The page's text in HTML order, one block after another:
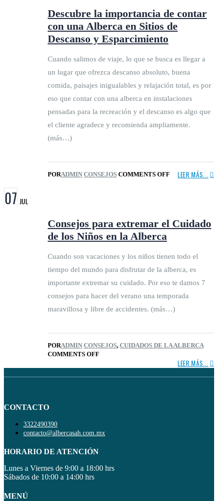
Descubre la importancia de contar
con una Alberca en Sitios de
Descanso y Esparcimiento
Cuando salimos de viaje, lo que se busca es llegar a
un lugar que ofrezca descanso absoluto, buena
comida, paisajes inigualables y relajación total, es por
eso que contar con una alberca en instalaciones
pensadas para la recreación y el descanso es algo que
el cliente agradece y recomienda ampliamente.
(más…)
PORADMIN CONSEJOS COMMENTS OFF LEER MÁS...
07 JUL
Consejos para extremar el Cuidado
de los Niños en la Alberca
Cuando son vacaciones y los niños tienen todo el
tiempo del mundo para disfrutar de la alberca, es
importante extremar su cuidado. Por eso te damos 7
consejos para hacer del verano una temporada
maravillosa y libre de accidentes. (más…)
PORADMIN CONSEJOS, CUIDADOS DE LA ALBERCA
COMMENTS OFF
LEER MÁS...
CONTACTO
3322490390
contacto@albercasah.com.mx
HORARIO DE ATENCIÓN
Lunes a Viernes de 9:00 a 18:00 hrs
Sábados de 10:00 a 14:00 hrs
MENÚ